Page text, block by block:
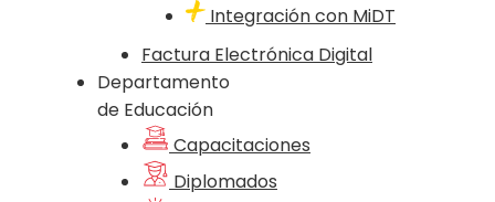
Integración con MiDT
Factura Electrónica Digital
Departamento
de Educación
Capacitaciones
Diplomados